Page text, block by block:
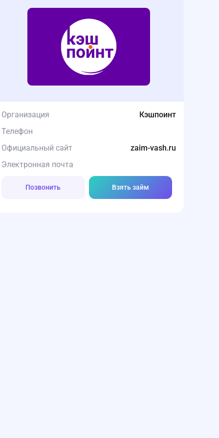
Организация
Кэшпоинт
Телефон
Официальный сайт
zaim-vash.ru
Электронная почта
Позвонить Взять займ